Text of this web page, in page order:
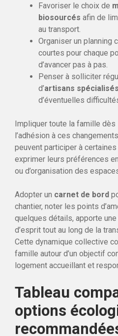
Favoriser le choix de
biosourcés afin de
au transport.
Organiser un planning
courtes pour chaque
d’avancer pas à pas.
Penser à solliciter
d’artisans spécialisés
d’éventuelles
Impliquer toute la famille
l’adhésion à ces
peuvent participer à
exprimer leurs préférences
ou d’organisation des
Adopter un carnet de bord
chantier, noter les points
quelques détails, apporte
d’esprit tout au long de la
Cette dynamique collective
famille autour d’un objectif
logement accueillant et
Tableau
options